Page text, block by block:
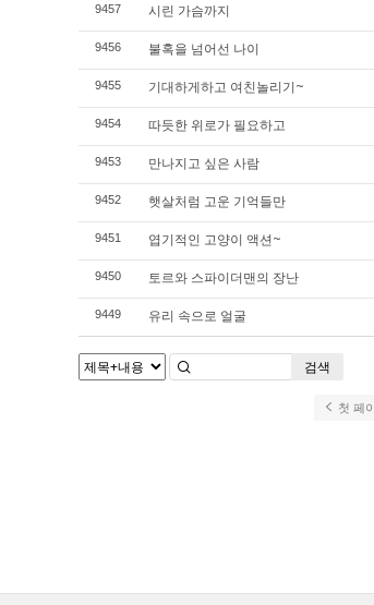
9457 시린 가슴까지
9456 불혹을 넘어선 나이
9455 기대하게하고 여친놀리기~
9454 따듯한 위로가 필요하고
9453 만나지고 싶은 사람
9452 햇살처럼 고운 기억들만
9451 엽기적인 고양이 액션~
9450 토르와 스파이더맨의 장난
9449 유리 속으로 얼굴
검색
첫 페